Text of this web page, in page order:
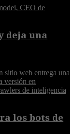
deja una
los bots de